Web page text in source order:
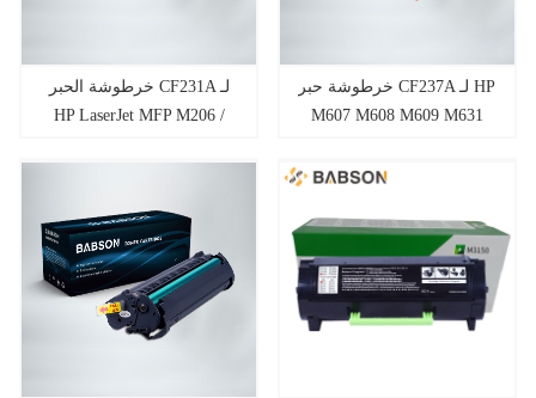
خرطوشة الحبر CF231A لـ
HP LaserJet MFP M206 /
خرطوشة حبر CF237A لـ HP
M607 M608 M609 M631